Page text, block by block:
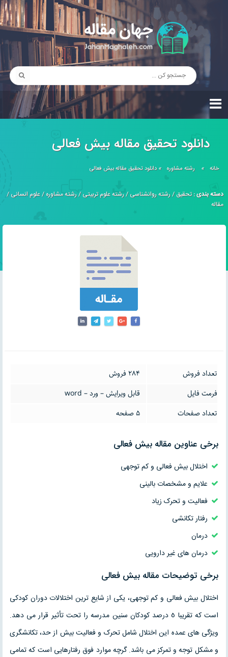
دانلود تحقیق مقاله بیش فعالی
خانه » رشته مشاوره »دانلود تحقیق مقاله بیش فعالی
دسته بندی :تحقیق/رشته روانشناسی/رشته علوم تربیتی/رشته مشاوره/علوم انسانی/
مقاله
تعداد فروش
284 فروش
فرمت فایل
قابل ویرایش – ورد – word
تعداد صفحات
5 صفحه
برخی عناوین مقاله بیش فعالی
اختلال بیش فعالی و کم توجهی
علایم و مشخصات بالینی
فعالیت و تحرک زیاد
رفتار تکانشی
درمان
درمان های غیر دارویی
برخی توضیحات مقاله بیش فعالی
اختلال بیش فعالی و کم توجهی، یکی از شایع ترین اختلالات دوران کودکی
است که تقریبا ٥ درصد کودکان سنین مدرسه را تحت تأثیر قرار می دهد.
ویژگی های عمده این اختلال شامل تحرک و فعالیت بیش از حد، تکانشگری
و مشکل توجه و تمرکز می باشد. گرچه موارد فوق رفتارهایی است که تمامی